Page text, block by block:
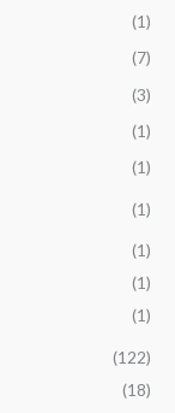
(1)
(7)
(3)
(1)
(1)
(1)
(1)
(1)
(1)
(122)
(18)